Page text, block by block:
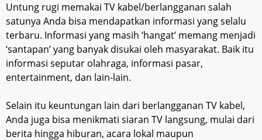
Untung rugi memakai TV kabel/berlangganan salah
satunya Anda bisa mendapatkan informasi yang selalu
terbaru. Informasi yang masih ‘hangat’ memang menjadi
‘santapan’ yang banyak disukai oleh masyarakat. Baik itu
informasi seputar olahraga, informasi pasar,
entertainment, dan lain-lain.
Selain itu keuntungan lain dari berlangganan TV kabel,
Anda juga bisa menikmati siaran TV langsung, mulai dari
berita hingga hiburan, acara lokal maupun